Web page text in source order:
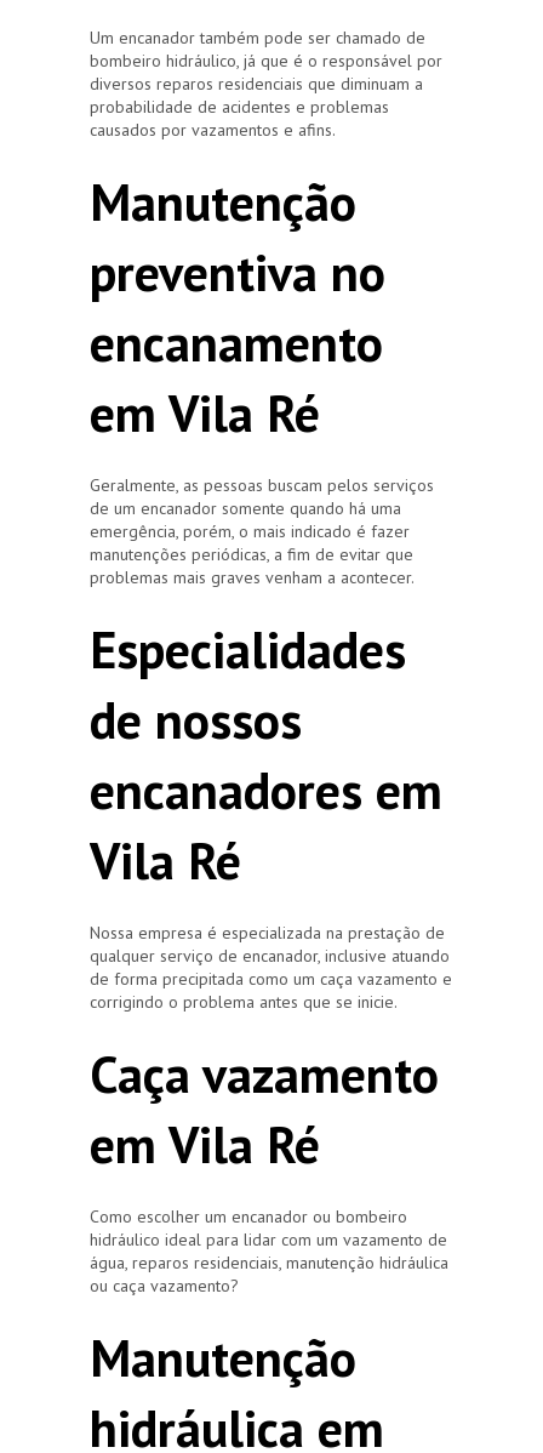
Um encanador também pode ser chamado de
bombeiro hidráulico, já que é o responsável por
diversos reparos residenciais que diminuam a
probabilidade de acidentes e problemas
causados por vazamentos e afins.
Manutenção
preventiva no
encanamento
em Vila Ré
Geralmente, as pessoas buscam pelos serviços
de um encanador somente quando há uma
emergência, porém, o mais indicado é fazer
manutenções periódicas, a fim de evitar que
problemas mais graves venham a acontecer.
Especialidades
de nossos
encanadores em
Vila Ré
Nossa empresa é especializada na prestação de
qualquer serviço de encanador, inclusive atuando
de forma precipitada como um caça vazamento e
corrigindo o problema antes que se inicie.
Caça vazamento
em Vila Ré
Como escolher um encanador ou bombeiro
hidráulico ideal para lidar com um vazamento de
água, reparos residenciais, manutenção hidráulica
ou caça vazamento?
Manutenção
hidráulica em